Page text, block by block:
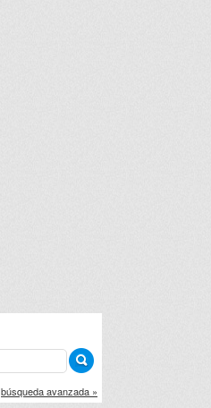
búsqueda avanzada »